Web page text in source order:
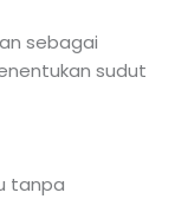
sebagai
sudut
tanpa